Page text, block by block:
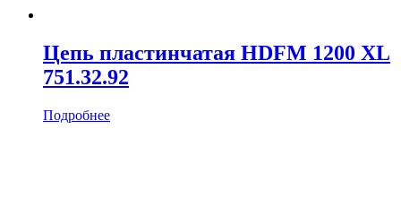
Цепь пластинчатая HDFM 1200 XL
751.32.92
Подробнее